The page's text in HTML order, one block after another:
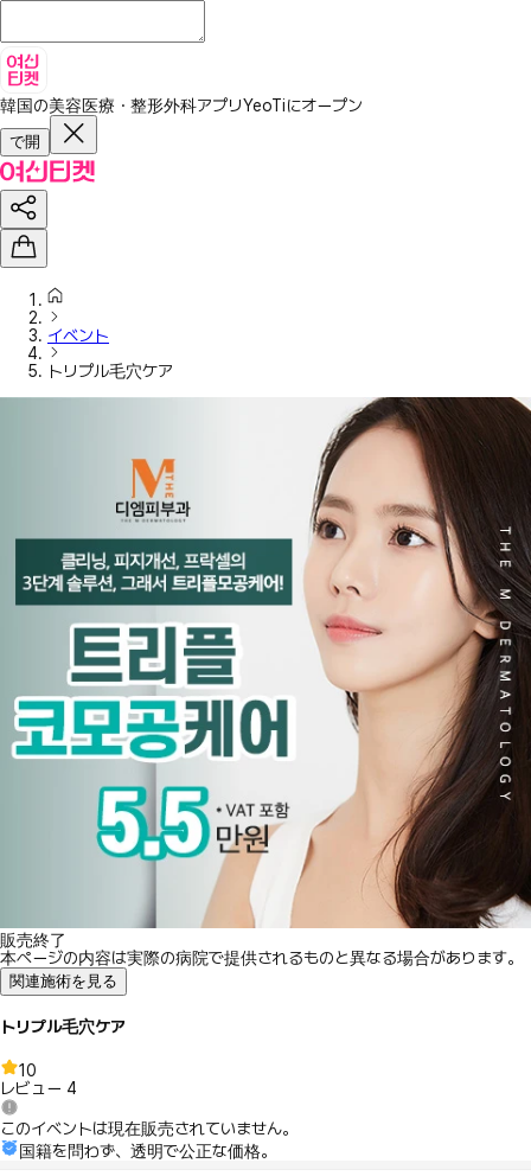
韓国の美容医療・整形外科アプリYeoTiにオープン
で開
イベント
トリプル毛穴ケア
販売終了
本ページの内容は実際の病院で提供されるものと異なる場合があります。
関連施術を見る
トリプル毛穴ケア
10
レビュー 4
このイベントは現在販売されていません。
国籍を問わず、透明で公正な価格。